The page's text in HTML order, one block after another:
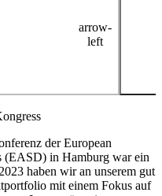
arrow-
left
der European
(EASD) in Hamburg war ein
haben wir an unserem gut
mit einem Fokus auf